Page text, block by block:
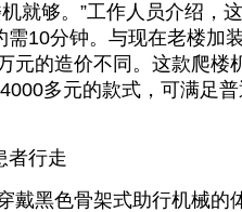
够。”工作人员介绍，
需10分钟。与现在老楼加
元的造价不同。这款爬楼
多元的款式，可满足
行走
黑色骨架式助行机械的